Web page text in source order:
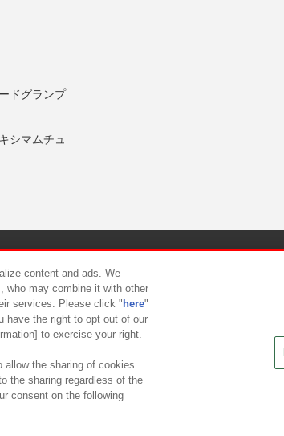
ドグランプ
シマムチュ
タマーハラスメント対応方針
content and ads. We
who may combine it with other
services. Please click " here"
have the right to opt out of our
to exercise your right.
allow the sharing of cookies
the sharing regardless of the
consent on the following